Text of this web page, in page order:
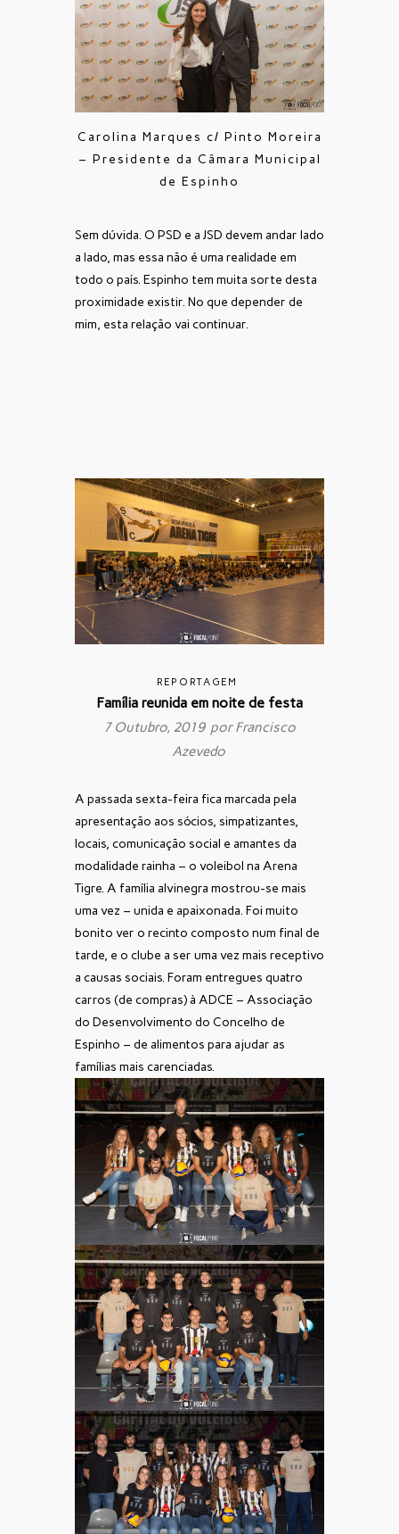
Carolina Marques c/ Pinto Moreira
– Presidente da Câmara Municipal
de Espinho
Sem dúvida. O PSD e a JSD devem andar lado
a lado, mas essa não é uma realidade em
todo o país. Espinho tem muita sorte desta
proximidade existir. No que depender de
mim, esta relação vai continuar.
REPORTAGEM
Família reunida em noite de festa
7 Outubro, 2019 porFrancisco
Azevedo
A passada sexta-feira fica marcada pela
apresentação aos sócios, simpatizantes,
locais, comunicação social e amantes da
modalidade rainha – o voleibol na Arena
Tigre. A família alvinegra mostrou-se mais
uma vez – unida e apaixonada. Foi muito
bonito ver o recinto composto num final de
tarde, e o clube a ser uma vez mais receptivo
a causas sociais. Foram entregues quatro
carros (de compras) à ADCE – Associação
do Desenvolvimento do Concelho de
Espinho – de alimentos para ajudar as
famílias mais carenciadas.